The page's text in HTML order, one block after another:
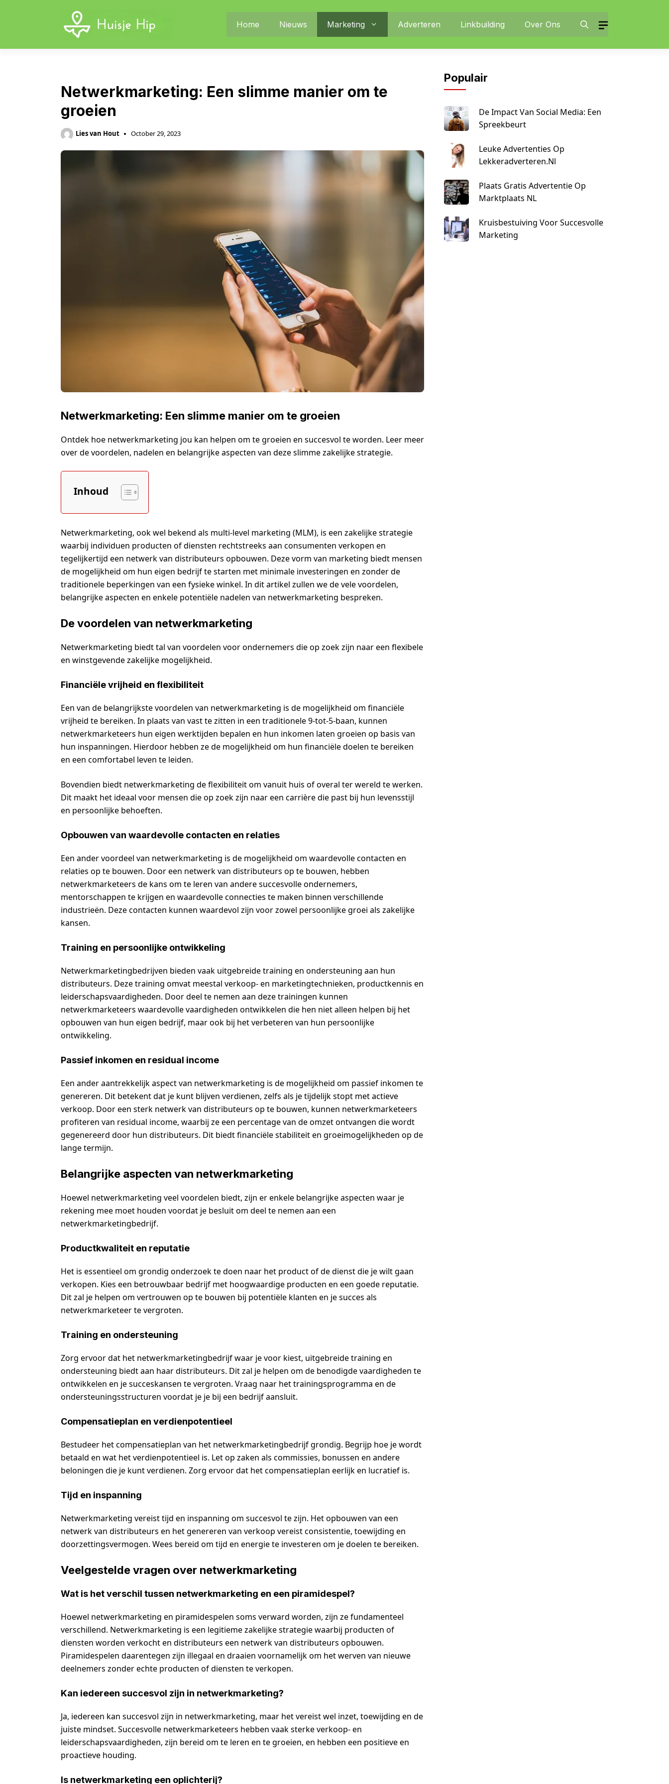
Home Nieuws Marketing Adverteren Linkbuilding Over Ons
Netwerkmarketing: Een slimme manier om te
groeien
Lies van Hout October 29, 2023
Netwerkmarketing: Een slimme manier om te groeien
Ontdek hoe netwerkmarketing jou kan helpen om te groeien en succesvol te worden. Leer meer
over de voordelen, nadelen en belangrijke aspecten van deze slimme zakelijke strategie.
Inhoud
Netwerkmarketing, ook wel bekend als multi-level marketing (MLM), is een zakelijke strategie
waarbij individuen producten of diensten rechtstreeks aan consumenten verkopen en
tegelijkertijd een netwerk van distributeurs opbouwen. Deze vorm van marketing biedt mensen
de mogelijkheid om hun eigen bedrijf te starten met minimale investeringen en zonder de
traditionele beperkingen van een fysieke winkel. In dit artikel zullen we de vele voordelen,
belangrijke aspecten en enkele potentiële nadelen van netwerkmarketing bespreken.
De voordelen van netwerkmarketing
Netwerkmarketing biedt tal van voordelen voor ondernemers die op zoek zijn naar een flexibele
en winstgevende zakelijke mogelijkheid.
Financiële vrijheid en flexibiliteit
Een van de belangrijkste voordelen van netwerkmarketing is de mogelijkheid om financiële
vrijheid te bereiken. In plaats van vast te zitten in een traditionele 9-tot-5-baan, kunnen
netwerkmarketeers hun eigen werktijden bepalen en hun inkomen laten groeien op basis van
hun inspanningen. Hierdoor hebben ze de mogelijkheid om hun financiële doelen te bereiken
en een comfortabel leven te leiden.
Bovendien biedt netwerkmarketing de flexibiliteit om vanuit huis of overal ter wereld te werken.
Dit maakt het ideaal voor mensen die op zoek zijn naar een carrière die past bij hun levensstijl
en persoonlijke behoeften.
Opbouwen van waardevolle contacten en relaties
Een ander voordeel van netwerkmarketing is de mogelijkheid om waardevolle contacten en
relaties op te bouwen. Door een netwerk van distributeurs op te bouwen, hebben
netwerkmarketeers de kans om te leren van andere succesvolle ondernemers,
mentorschappen te krijgen en waardevolle connecties te maken binnen verschillende
industrieën. Deze contacten kunnen waardevol zijn voor zowel persoonlijke groei als zakelijke
kansen.
Training en persoonlijke ontwikkeling
Netwerkmarketingbedrijven bieden vaak uitgebreide training en ondersteuning aan hun
distributeurs. Deze training omvat meestal verkoop- en marketingtechnieken, productkennis en
leiderschapsvaardigheden. Door deel te nemen aan deze trainingen kunnen
netwerkmarketeers waardevolle vaardigheden ontwikkelen die hen niet alleen helpen bij het
opbouwen van hun eigen bedrijf, maar ook bij het verbeteren van hun persoonlijke
ontwikkeling.
Passief inkomen en residual income
Een ander aantrekkelijk aspect van netwerkmarketing is de mogelijkheid om passief inkomen te
genereren. Dit betekent dat je kunt blijven verdienen, zelfs als je tijdelijk stopt met actieve
verkoop. Door een sterk netwerk van distributeurs op te bouwen, kunnen netwerkmarketeers
profiteren van residual income, waarbij ze een percentage van de omzet ontvangen die wordt
gegenereerd door hun distributeurs. Dit biedt financiële stabiliteit en groeimogelijkheden op de
lange termijn.
Belangrijke aspecten van netwerkmarketing
Hoewel netwerkmarketing veel voordelen biedt, zijn er enkele belangrijke aspecten waar je
rekening mee moet houden voordat je besluit om deel te nemen aan een
netwerkmarketingbedrijf.
Productkwaliteit en reputatie
Het is essentieel om grondig onderzoek te doen naar het product of de dienst die je wilt gaan
verkopen. Kies een betrouwbaar bedrijf met hoogwaardige producten en een goede reputatie.
Dit zal je helpen om vertrouwen op te bouwen bij potentiële klanten en je succes als
netwerkmarketeer te vergroten.
Training en ondersteuning
Zorg ervoor dat het netwerkmarketingbedrijf waar je voor kiest, uitgebreide training en
ondersteuning biedt aan haar distributeurs. Dit zal je helpen om de benodigde vaardigheden te
ontwikkelen en je succeskansen te vergroten. Vraag naar het trainingsprogramma en de
ondersteuningsstructuren voordat je je bij een bedrijf aansluit.
Compensatieplan en verdienpotentieel
Bestudeer het compensatieplan van het netwerkmarketingbedrijf grondig. Begrijp hoe je wordt
betaald en wat het verdienpotentieel is. Let op zaken als commissies, bonussen en andere
beloningen die je kunt verdienen. Zorg ervoor dat het compensatieplan eerlijk en lucratief is.
Tijd en inspanning
Netwerkmarketing vereist tijd en inspanning om succesvol te zijn. Het opbouwen van een
netwerk van distributeurs en het genereren van verkoop vereist consistentie, toewijding en
doorzettingsvermogen. Wees bereid om tijd en energie te investeren om je doelen te bereiken.
Veelgestelde vragen over netwerkmarketing
Wat is het verschil tussen netwerkmarketing en een piramidespel?
Hoewel netwerkmarketing en piramidespelen soms verward worden, zijn ze fundamenteel
verschillend. Netwerkmarketing is een legitieme zakelijke strategie waarbij producten of
diensten worden verkocht en distributeurs een netwerk van distributeurs opbouwen.
Piramidespelen daarentegen zijn illegaal en draaien voornamelijk om het werven van nieuwe
deelnemers zonder echte producten of diensten te verkopen.
Kan iedereen succesvol zijn in netwerkmarketing?
Ja, iedereen kan succesvol zijn in netwerkmarketing, maar het vereist wel inzet, toewijding en de
juiste mindset. Succesvolle netwerkmarketeers hebben vaak sterke verkoop- en
leiderschapsvaardigheden, zijn bereid om te leren en te groeien, en hebben een positieve en
proactieve houding.
Is netwerkmarketing een oplichterij?
Populair
De Impact Van Social Media: Een
Spreekbeurt
Leuke Advertenties Op
Lekkeradverteren.nl
Plaats Gratis Advertentie Op
Marktplaats NL
Kruisbestuiving Voor Succesvolle
Marketing